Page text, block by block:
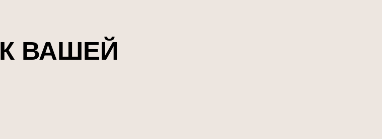
К ВАШЕЙ